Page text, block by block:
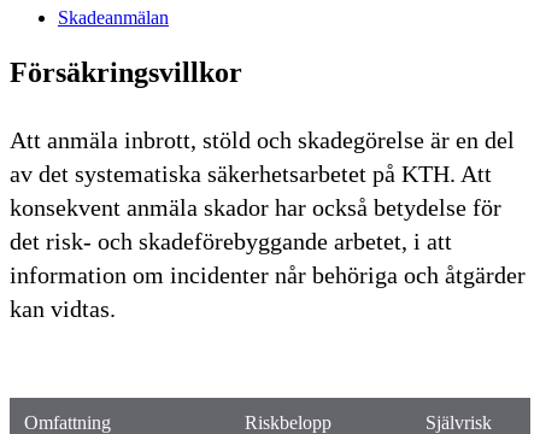
Skadeanmälan
Försäkringsvillkor
Att anmäla inbrott, stöld och skadegörelse är en del
av det systematiska säkerhetsarbetet på KTH. Att
konsekvent anmäla skador har också betydelse för
det risk- och skadeförebyggande arbetet, i att
information om incidenter når behöriga och åtgärder
kan vidtas.
Omfattning Riskbelopp Självrisk